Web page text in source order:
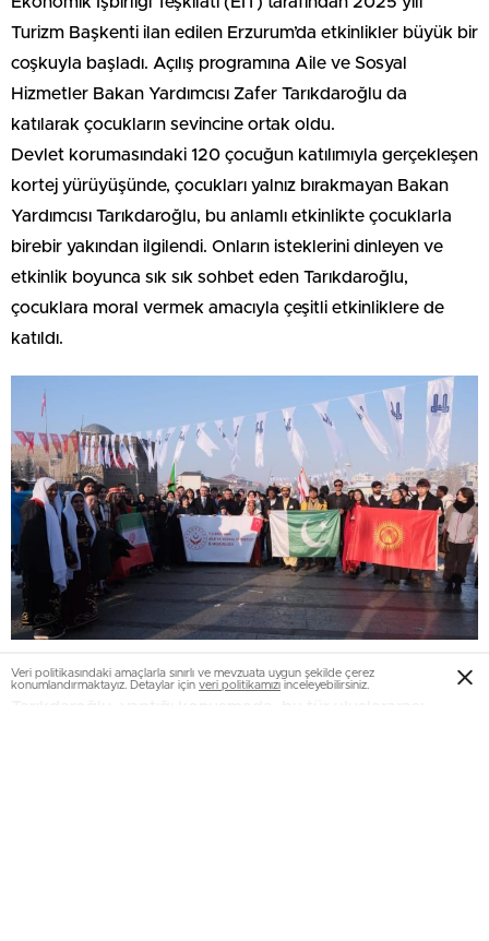
Turizm Başkenti ilan edilen Erzurum’da etkinlikler büyük bir
coşkuyla başladı. Açılış programına Aile ve Sosyal
Hizmetler Bakan Yardımcısı Zafer Tarıkdaroğlu da
katılarak çocukların sevincine ortak oldu.
Devlet korumasındaki 120 çocuğun katılımıyla gerçekleşen
kortej yürüyüşünde, çocukları yalnız bırakmayan Bakan
Yardımcısı Tarıkdaroğlu, bu anlamlı etkinlikte çocuklarla
birebir yakından ilgilendi. Onların isteklerini dinleyen ve
etkinlik boyunca sık sık sohbet eden Tarıkdaroğlu,
çocuklara moral vermek amacıyla çeşitli etkinliklere de
katıldı.
Veri politikasındaki amaçlarla sınırlı ve mevzuata uygun şekilde çerez
konumlandırmaktayız. Detaylar için veri politikamızı inceleyebilirsiniz.